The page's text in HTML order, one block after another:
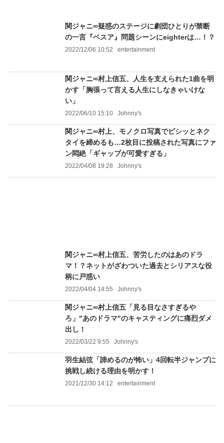
関ジャニ∞疑惑のステージに劇団ひとりが禁断
の一言『ベスア』問題シーンにeighterは…！？
2022/12/06 10:52 entertainment
関ジャニ∞村上信五、人生を支えられた1曲を明
かす「胸張って言える人生にしなきゃいけな
い」
2022/06/10 15:10 Johnny's
関ジャニ∞村上、モノクロ写真でビシッとネク
タイを締めるも…2枚目に投稿された写真にファ
ン悶絶「ギャップが可愛すぎる」
2022/04/08 19:28 Johnny's
関ジャニ∞村上信五、苦労したのはあのドラ
マ！？ネットがざわついた過去とシリアスな役
柄に戸惑い
2022/04/04 14:55 Johnny's
関ジャニ∞村上信五「見る目なさすぎるや
ろ」"あのドラマ"のキャスティングに痛烈ダメ
出し！
2022/03/22 9:55 Johnny's
羽生結弦「諦めるのが怖い」4回転半ジャンプに
挑戦し続ける理由を明かす！
2021/12/30 14:12 entertainment